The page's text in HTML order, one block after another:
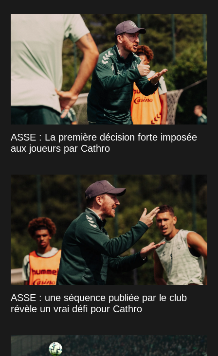
ASSE : La première décision forte imposée
aux joueurs par Cathro
ASSE : une séquence publiée par le club
révèle un vrai défi pour Cathro